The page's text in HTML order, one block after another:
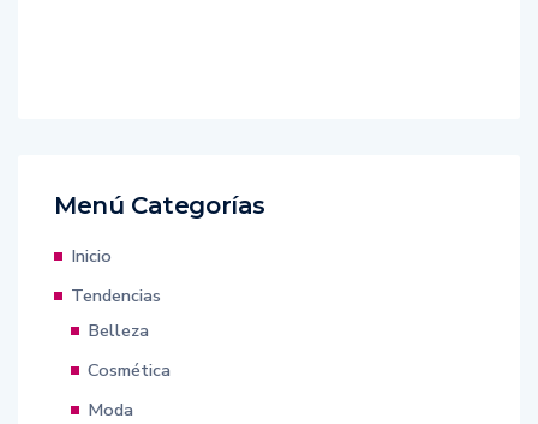
Menú Categorías
Inicio
Tendencias
Belleza
Cosmética
Moda